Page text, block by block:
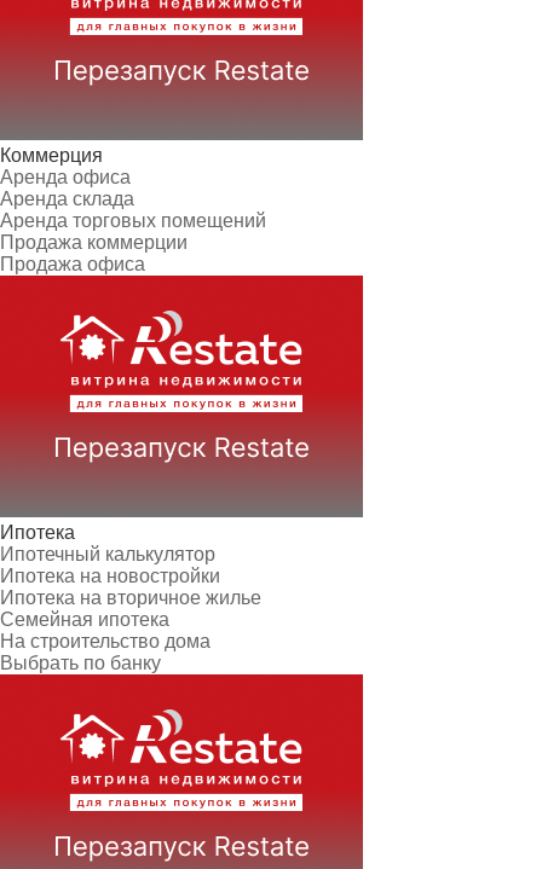
Коммерция
Аренда офиса
Аренда склада
Аренда торговых помещений
Продажа коммерции
Продажа офиса
Ипотека
Ипотечный калькулятор
Ипотека на новостройки
Ипотека на вторичное жилье
Семейная ипотека
На строительство дома
Выбрать по банку